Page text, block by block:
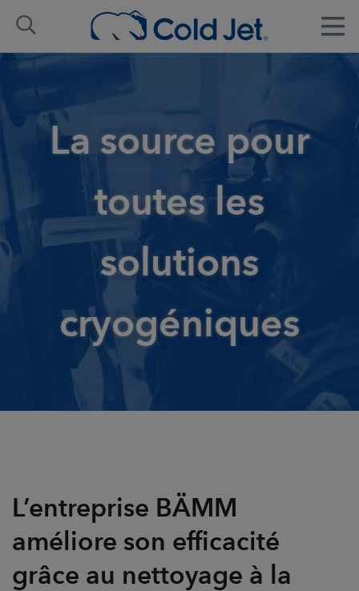
La source pour
toutes les
solutions
cryogéniques
L’entreprise BÄMM
améliore son efficacité
grâce au nettoyage à la